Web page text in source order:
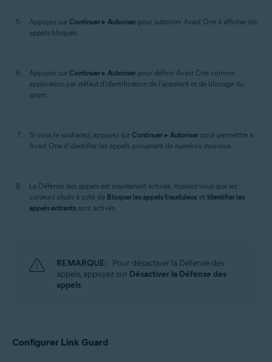
Appuyez sur Continuer ▸ Autoriser pour autoriser Avast One à afficher les
appels bloqués.
Appuyez sur Continuer ▸ Autoriser pour définir Avast One comme
application par défaut d'identification de l'appelant et de blocage du
spam.
Si vous le souhaitez, appuyez sur Continuer ▸ Autoriser pour permettre à
Avast One d'identifier les appels provenant de numéros inconnus.
La Défense des appels est maintenant activée. Assurez-vous que les
curseurs situés à côté de Bloquer les appels frauduleux et Identifier les
appels entrants sont activés.
REMARQUE: Pour désactiver la Défense des
appels, appuyez sur Désactiver la Défense des
appels.
Configurer Link Guard